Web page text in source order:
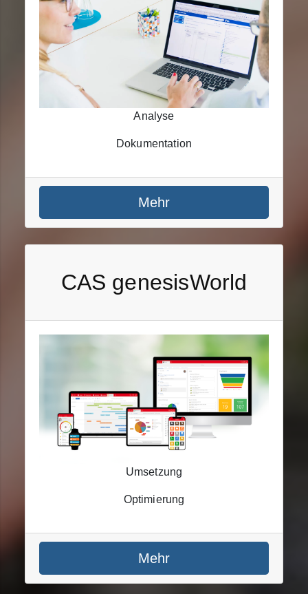
Analyse
Dokumentation
Mehr
CAS genesisWorld
Umsetzung
Optimierung
Mehr